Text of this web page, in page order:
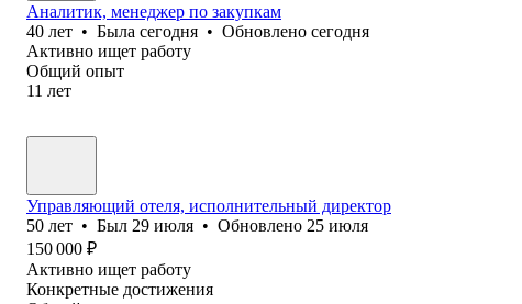
Аналитик, менеджер по закупкам
40 лет • Была сегодня • Обновлено сегодня
Активно ищет работу
Общий опыт
11 лет
Управляющий отеля, исполнительный директор
50 лет • Был 29 июля • Обновлено 25 июля
150 000 ₽
Активно ищет работу
Конкретные достижения